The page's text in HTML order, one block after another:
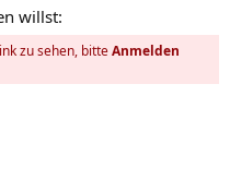
willst:
zu sehen, bitteAnmelden